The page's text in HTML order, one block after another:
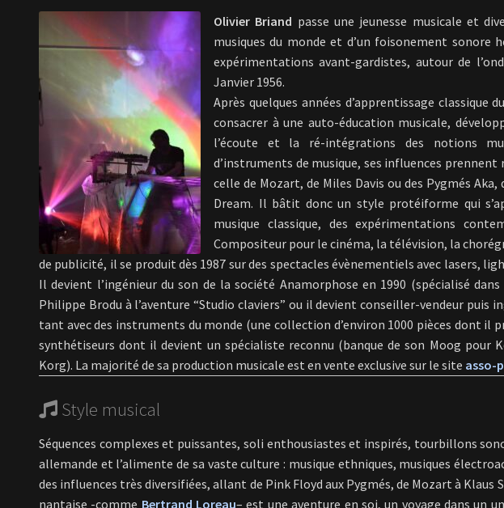
Olivier Briand passe une jeunesse musicale et
musiques du monde et d’un foisonement
expérimentations avant-gardistes, autour de
Janvier 1956.
Après quelques années d’apprentissage classique
consacrer à une auto-éducation musicale,
l’écoute et la ré-intégrations des notions
d’instruments de musique, ses influences prennent
celle de Mozart, de Miles Davis ou des Pygmés
Dream. Il bâtit donc un style protéiforme qui
musique classique, des expérimentations
Compositeur pour le cinéma, la télévision, la
de publicité, il se produit dès 1987 sur des spectacles évènementiels avec lasers,
Il devient l’ingénieur du son de la société Anamorphose en 1990 (spécialisé
Philippe Brodu à l’aventure “Studio claviers” ou il devient conseiller-vendeur puis
tant avec des instruments du monde (une collection d’environ 1000 pièces dont il
synthétiseurs dont il devient un spécialiste reconnu (banque de son Moog pour
Korg). La majorité de sa production musicale est en vente exclusive sur le site asso-
Style musical
Séquences complexes et puissantes, soli enthousiastes et inspirés, tourbillons
allemande et l’alimente de sa vaste culture : musique ethniques, musiques
des influences très diversifiées, allant de Pink Floyd aux Pygmés, de Mozart à Klaus
nantaise -comme Bertrand Loreau– est une aventure en soi, un voyage dans un